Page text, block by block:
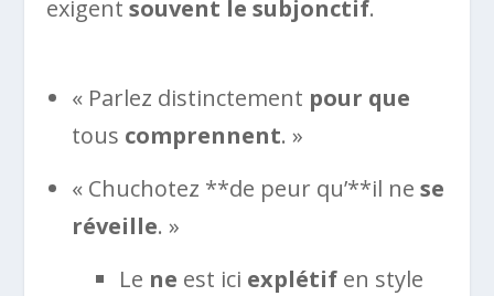
exigentsouvent le subjonctif.
« Parlez distinctement pour que
tous comprennent. »
« Chuchotez **de peur qu’**il nese
réveille. »
Le ne est ici explétif en style